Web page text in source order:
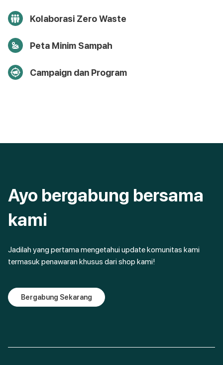
Kolaborasi Zero Waste
Peta Minim Sampah
Campaign dan Program
Ayo bergabung bersama
kami
Jadilah yang pertama mengetahui update komunitas kami
termasuk penawaran khusus dari shop kami!
Bergabung Sekarang